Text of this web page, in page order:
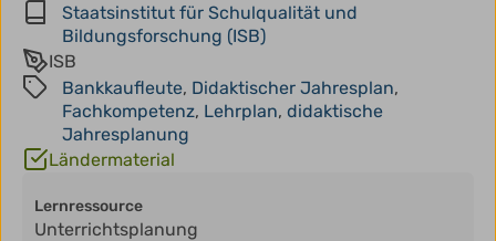
Staatsinstitut für Schulqualität und
Bildungsforschung (ISB)
ISB
Bankkaufleute, Didaktischer Jahresplan,
Fachkompetenz, Lehrplan, didaktische
Jahresplanung
Ländermaterial
Lernressource
Unterrichtsplanung